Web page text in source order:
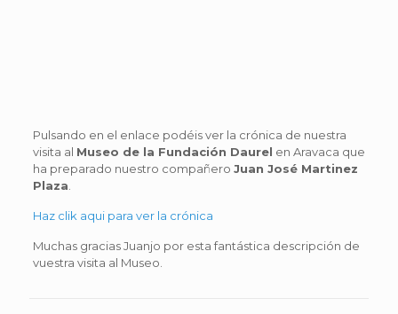
Pulsando en el enlace podéis ver la crónica de nuestra
visita al Museo de la Fundación Daurel en Aravaca que
ha preparado nuestro compañero Juan José Martinez
Plaza
Haz clik aqui para ver la crónica
Muchas gracias Juanjo por esta fantástica descripción de
vuestra visita al Museo.